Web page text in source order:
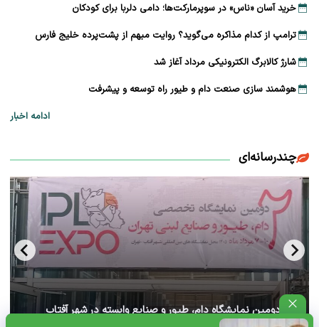
خرید آسان «ناس» در سوپرمارکت‌ها؛ دامی دلربا برای کودکان
ترامپ از کدام مذاکره می‌گوید؟ روایت مبهم از پشت‌پرده خلیج فارس
شارژ کالابرگ الکترونیکی مرداد آغاز شد
هوشمند سازی صنعت دام و طیور راه توسعه و پیشرفت
ادامه اخبار
چندرسانه‌ای
آغاز دومین نمایشگاه دام، طیور و صنایع وابسته در شهر آفتاب